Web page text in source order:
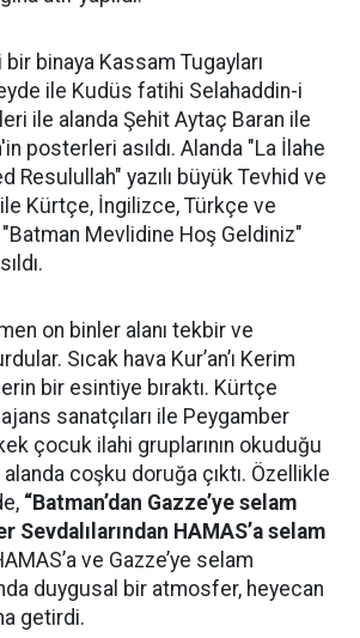
bir binaya Kassam Tugayları
ile Kudüs fatihi Selahaddin-i
ile alanda Şehit Aytaç Baran ile
posterleri asıldı. Alanda "La İlahe
Resulullah" yazılı büyük Tevhid ve
Kürtçe, İngilizce, Türkçe ve
Mevlidine Hoş Geldiniz"
on binler alanı tekbir ve
Sıcak hava Kur’an’ı Kerim
bir esintiye bıraktı. Kürtçe
sanatçıları ile Peygamber
çocuk ilahi gruplarının okuduğu
coşku doruğa çıktı. Özellikle
“Batman’dan Gazze’ye selam
Sevdalılarından HAMAS’a selam
ve Gazze’ye selam
duygusal bir atmosfer, heyecan
getirdi.